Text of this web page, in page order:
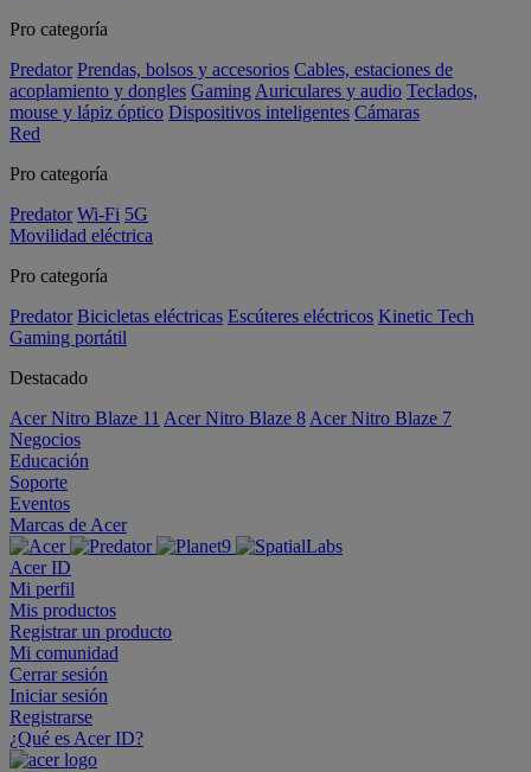
Pro categoría
Predator Prendas, bolsos y accesorios Cables, estaciones de
acoplamiento y dongles Gaming Auriculares y audio Teclados,
mouse y lápiz óptico Dispositivos inteligentes Cámaras
Red
Pro categoría
Predator Wi-Fi 5G
Movilidad eléctrica
Pro categoría
Predator Bicicletas eléctricas Escúteres eléctricos Kinetic Tech
Gaming portátil
Destacado
Acer Nitro Blaze 11 Acer Nitro Blaze 8 Acer Nitro Blaze 7
Negocios
Educación
Soporte
Eventos
Marcas de Acer
Acer ID
Mi perfil
Mis productos
Registrar un producto
Mi comunidad
Cerrar sesión
Iniciar sesión
Registrarse
¿Qué es Acer ID?